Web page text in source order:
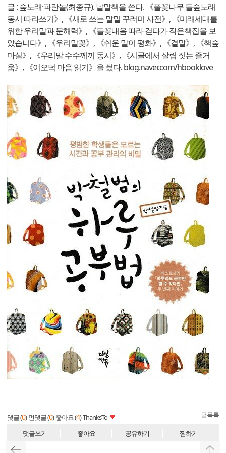
글 : 숲노래·파란놀(최종규). 낱말책을 쓴다. 《풀꽃나무 들숲노래
동시 따라쓰기》, 《새로 쓰는 말밑 꾸러미 사전》, 《미래세대를
위한 우리말과 문해력》, 《들꽃내음 따라 걷다가 작은책집을 보
았습니다》, 《우리말꽃》, 《쉬운 말이 평화》, 《곁말》, 《책숲
마실》, 《우리말 수수께끼 동시》, 《시골에서 살림 짓는 즐거
움》, 《이오덕 마음 읽기》을 썼다. blog.naver.com/hbooklove
댓글 (0) 먼댓글 (0) 좋아요 (4)ThanksTo 글목록
댓글쓰기 좋아요 공유하기 찜하기